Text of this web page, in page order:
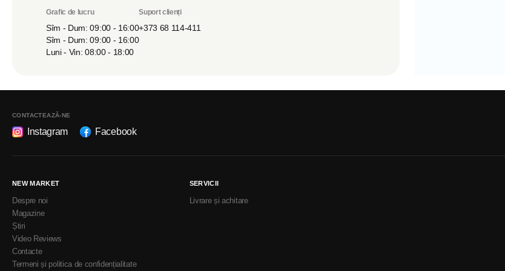
Grafic de lucru
Sîm - Dum: 09:00 - 16:00
Sîm - Dum: 09:00 - 16:00
Luni - Vin: 08:00 - 18:00
Suport clienți
+373 68 114-411
CONTACTEAZĂ-NE
Instagram Facebook
NEW MARKET
Despre noi
Magazine
Știri
Video Reviews
Contacte
Termeni și politica de confidențialitate
SERVICII
Livrare și achitare